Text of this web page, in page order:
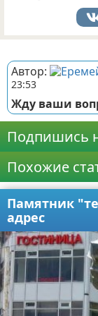
Автор:
23:53
Жду ваши
Подпишись
Похожие
Памятник
адрес